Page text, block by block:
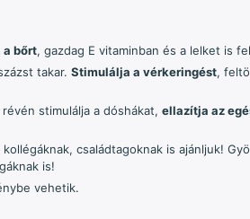
a bőrt, gazdag E vitaminban és a lelket is
takar. Stimulálja a vérkeringést,
stimulálja a dóshákat, ellazítja az
családtagoknak is ajánljuk!
is!
vehetik.